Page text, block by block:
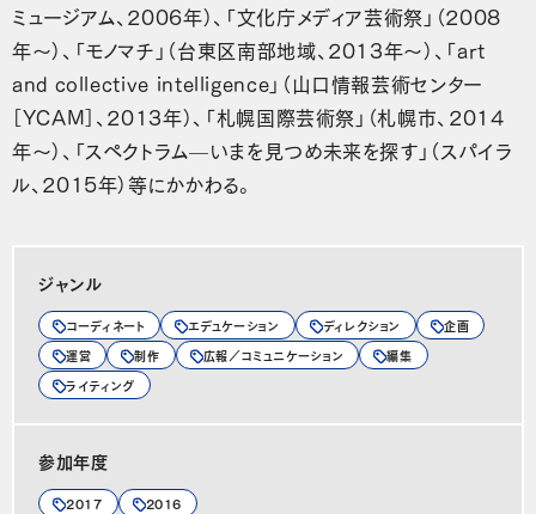
ミュージアム、2006年）、「文化庁メディア芸術祭」（2008
年〜）、「モノマチ」（台東区南部地域、2013年〜）、「art
and collective intelligence」（山口情報芸術センター
［YCAM］、2013年）、「札幌国際芸術祭」（札幌市、2014
年〜）、「スペクトラム—いまを見つめ未来を探す」（スパイラ
ル、2015年）等にかかわる。
ジャンル
コーディネート エデュケーション ディレクション
企画
運営
制作 広報／コミュニケーション
編集
ライティング
参加年度
2017 2016